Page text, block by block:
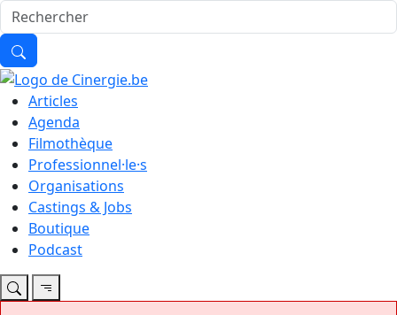
Articles
Agenda
Filmothèque
Professionnel·le·s
Organisations
Castings & Jobs
Boutique
Podcast